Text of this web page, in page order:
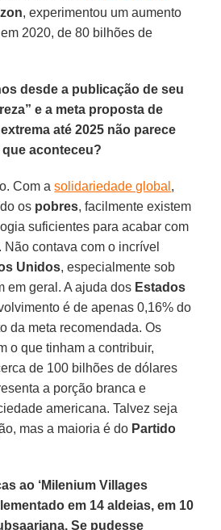
, experimentou um aumento
2020, de 80 bilhões de
desde a publicação de seu
e a meta proposta de
até 2025 não parece
que aconteceu?
Com asolidariedade global ,
os pobres, facilmente existem
suficientes para acabar com
. Não contava com o incrível
Unidos, especialmente sob
em geral. A ajuda dos Estados
é de apenas 0,16% do
da meta recomendada. Os
o que tinham a contribuir,
de 100 bilhões de dólares
a porção branca e
americana. Talvez seja
mas a maioria é do Partido
ao ‘Milenium Villages
em 14 aldeias, em 10
Se pudesse